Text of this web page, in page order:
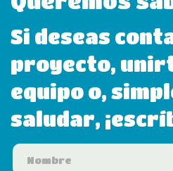
Si deseas
proyecto,
equipo o,
saludar,